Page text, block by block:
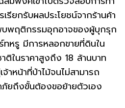
รียกรับผลประโยชน์จากร้านค้า
บพฤติกรรมอุกอาจของผู้บุกรุก
ทหรู มีการหลอกขายที่ดินใน
ติในราคาสูงถึง 18 ล้านบาท
าหน้าที่ป่าไม้จนไม่สามารถ
ยถึงขั้นต้องขอย้ายตัวเอง